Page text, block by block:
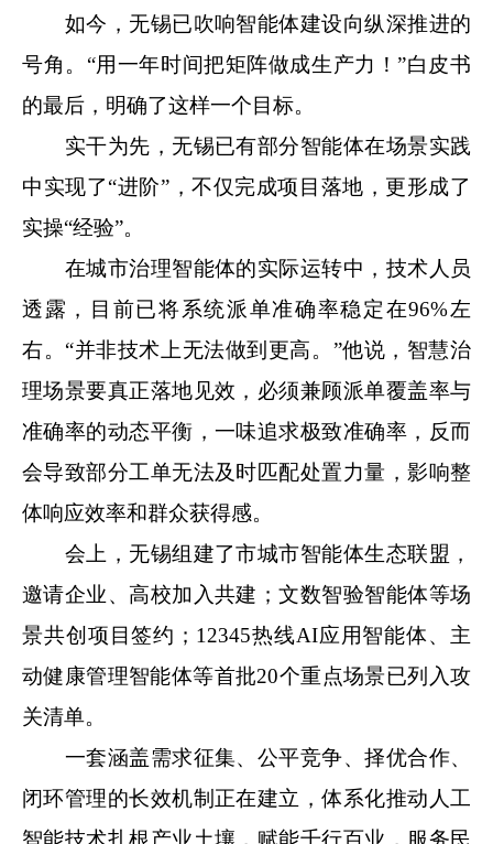
如今，无锡已吹响智能体建设向纵深推进的
号角。“用一年时间把矩阵做成生产力！”白皮书
的最后，明确了这样一个目标。
实干为先，无锡已有部分智能体在场景实践
中实现了“进阶”，不仅完成项目落地，更形成了
实操“经验”。
在城市治理智能体的实际运转中，技术人员
透露，目前已将系统派单准确率稳定在96%左
右。“并非技术上无法做到更高。”他说，智慧治
理场景要真正落地见效，必须兼顾派单覆盖率与
准确率的动态平衡，一味追求极致准确率，反而
会导致部分工单无法及时匹配处置力量，影响整
体响应效率和群众获得感。
会上，无锡组建了市城市智能体生态联盟，
邀请企业、高校加入共建；文数智验智能体等场
景共创项目签约；12345热线AI应用智能体、主
动健康管理智能体等首批20个重点场景已列入攻
关清单。
一套涵盖需求征集、公平竞争、择优合作、
闭环管理的长效机制正在建立，体系化推动人工
智能技术扎根产业土壤，赋能千行百业，服务民